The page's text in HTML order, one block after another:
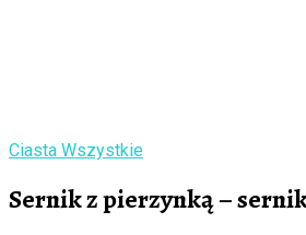
Ciasta Wszystkie
Sernik z pierzynką –